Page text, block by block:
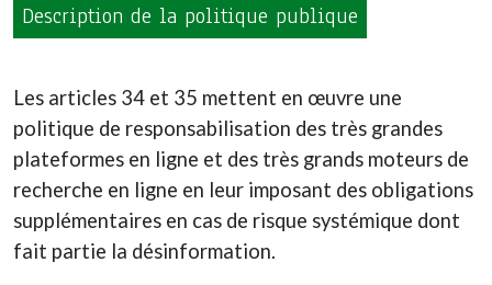
Description de la politique publique
Les articles 34 et 35 mettent en œuvre une
politique de responsabilisation des très grandes
plateformes en ligne et des très grands moteurs de
recherche en ligne en leur imposant des obligations
supplémentaires en cas de risque systémique dont
fait partie la désinformation.